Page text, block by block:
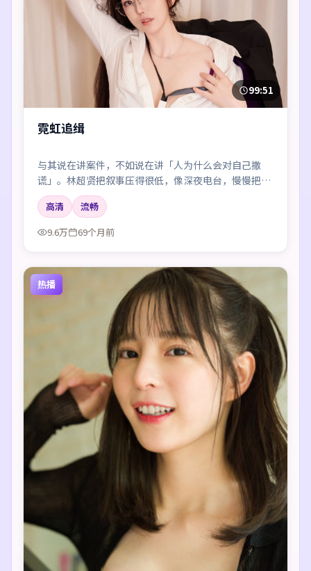
99:51
霓虹追缉
与其说在讲案件，不如说在讲「人为什么会对自己撒
谎」。林超贤把叙事压得很低，像深夜电台，慢慢把听
众引进雾里。
高清
流畅
9.6万
69个月前
热播